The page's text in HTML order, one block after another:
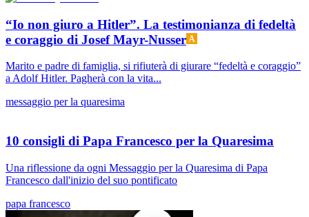
“Io non giuro a Hitler”. La testimonianza di fedeltà
e coraggio di Josef Mayr-Nusser
Marito e padre di famiglia, si rifiuterà di giurare “fedeltà e coraggio”
a Adolf Hitler. Pagherà con la vita...
messaggio per la quaresima
10 consigli di Papa Francesco per la Quaresima
Una riflessione da ogni Messaggio per la Quaresima di Papa
Francesco dall'inizio del suo pontificato
papa francesco